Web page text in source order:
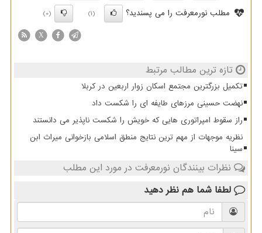
مطلب نورمعرفت را می پسندید؟
(1)
(0)
X
تازه ترین مطالب مرتبط
تکمیل بزرگترین مجتمع اسکان زوار اربعین در کربلا
نهضت حسینی مرزهای طایفه ای را شکست داد
راز سقوط امپراتوری هایی که خویش را شکست ناپذیر می دانستند
نظریه موجهات از مهم ترین نتایج منطق اسلامی بازخوانی میراث ابن
سینا
نظرات بینندگان نورمعرفت در مورد این مطلب
لطفا شما هم نظر دهید